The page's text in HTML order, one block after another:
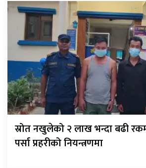
स्रोत नखुलेको २ लाख भन्दा बढी
पर्सा प्रहरीको नियन्त्रणमा